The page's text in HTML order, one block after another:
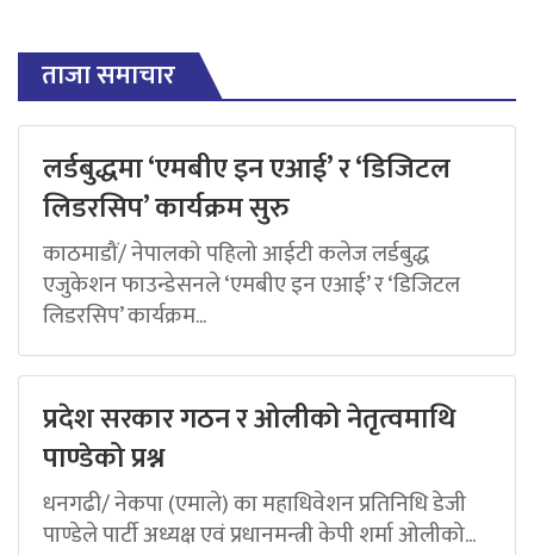
ताजा समाचार
लर्डबुद्धमा ‘एमबीए इन एआई’ र ‘डिजिटल
लिडरसिप’ कार्यक्रम सुरु
काठमाडौं/ नेपालको पहिलो आईटी कलेज लर्डबुद्ध
एजुकेशन फाउन्डेसनले ‘एमबीए इन एआई’ र ‘डिजिटल
लिडरसिप’ कार्यक्रम...
प्रदेश सरकार गठन र ओलीको नेतृत्वमाथि
पाण्डेको प्रश्न
धनगढी/ नेकपा (एमाले) का महाधिवेशन प्रतिनिधि डेजी
पाण्डेले पार्टी अध्यक्ष एवं प्रधानमन्त्री केपी शर्मा ओलीको...